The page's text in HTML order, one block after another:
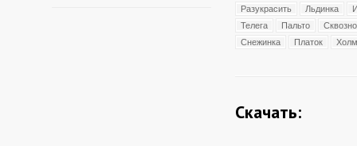
Разукрасить
Льдинка
Телега
Пальто
Снежинка
Платок Холм
Скачать: